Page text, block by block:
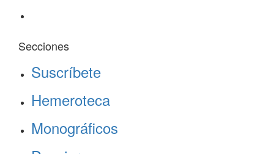
Secciones
Suscríbete
Hemeroteca
Monográficos